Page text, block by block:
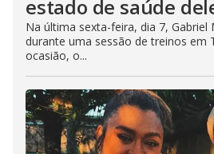
estado de saúde
Na última sexta-feira, dia 7, Gabriel
durante uma sessão de treinos em
ocasião, o...